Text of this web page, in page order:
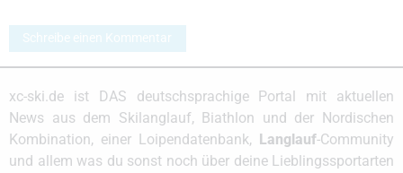
Schreibe einen Kommentar
xc-ski.de ist DAS deutschsprachige Portal mit aktuellen
News aus dem Skilanglauf, Biathlon und der Nordischen
Kombination, einer Loipendatenbank, Langlauf-Community
und allem was du sonst noch über deine Lieblingssportarten